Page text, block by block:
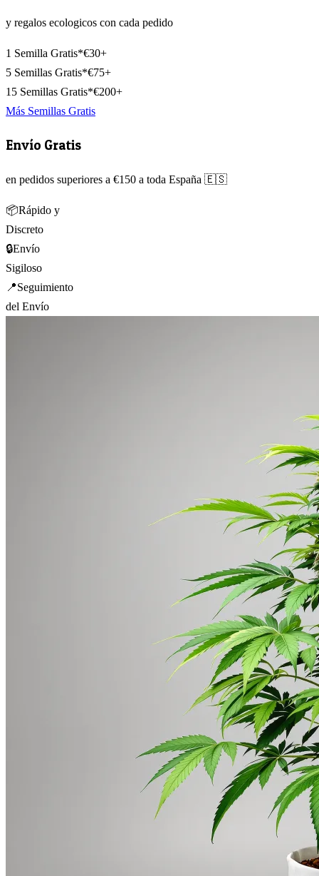
y regalos ecologicos con cada pedido
1 Semilla Gratis*€30+
5 Semillas Gratis*€75+
15 Semillas Gratis*€200+
Más Semillas Gratis
Envío Gratis
en pedidos superiores a €150 a toda España 🇪🇸
📦Rápido y
Discreto
🔒Envío
Sigiloso
📍Seguimiento
del Envío